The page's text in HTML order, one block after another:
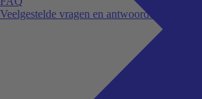
Veelgestelde vragen en antwoorden.